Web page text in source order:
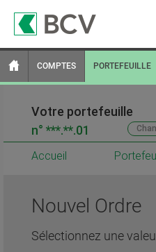
COMPTES PORTEFEUILLE
Votre portefeuille
n° ***.**.01
Accueil
Nouvel Ordre
Sélectionnez une